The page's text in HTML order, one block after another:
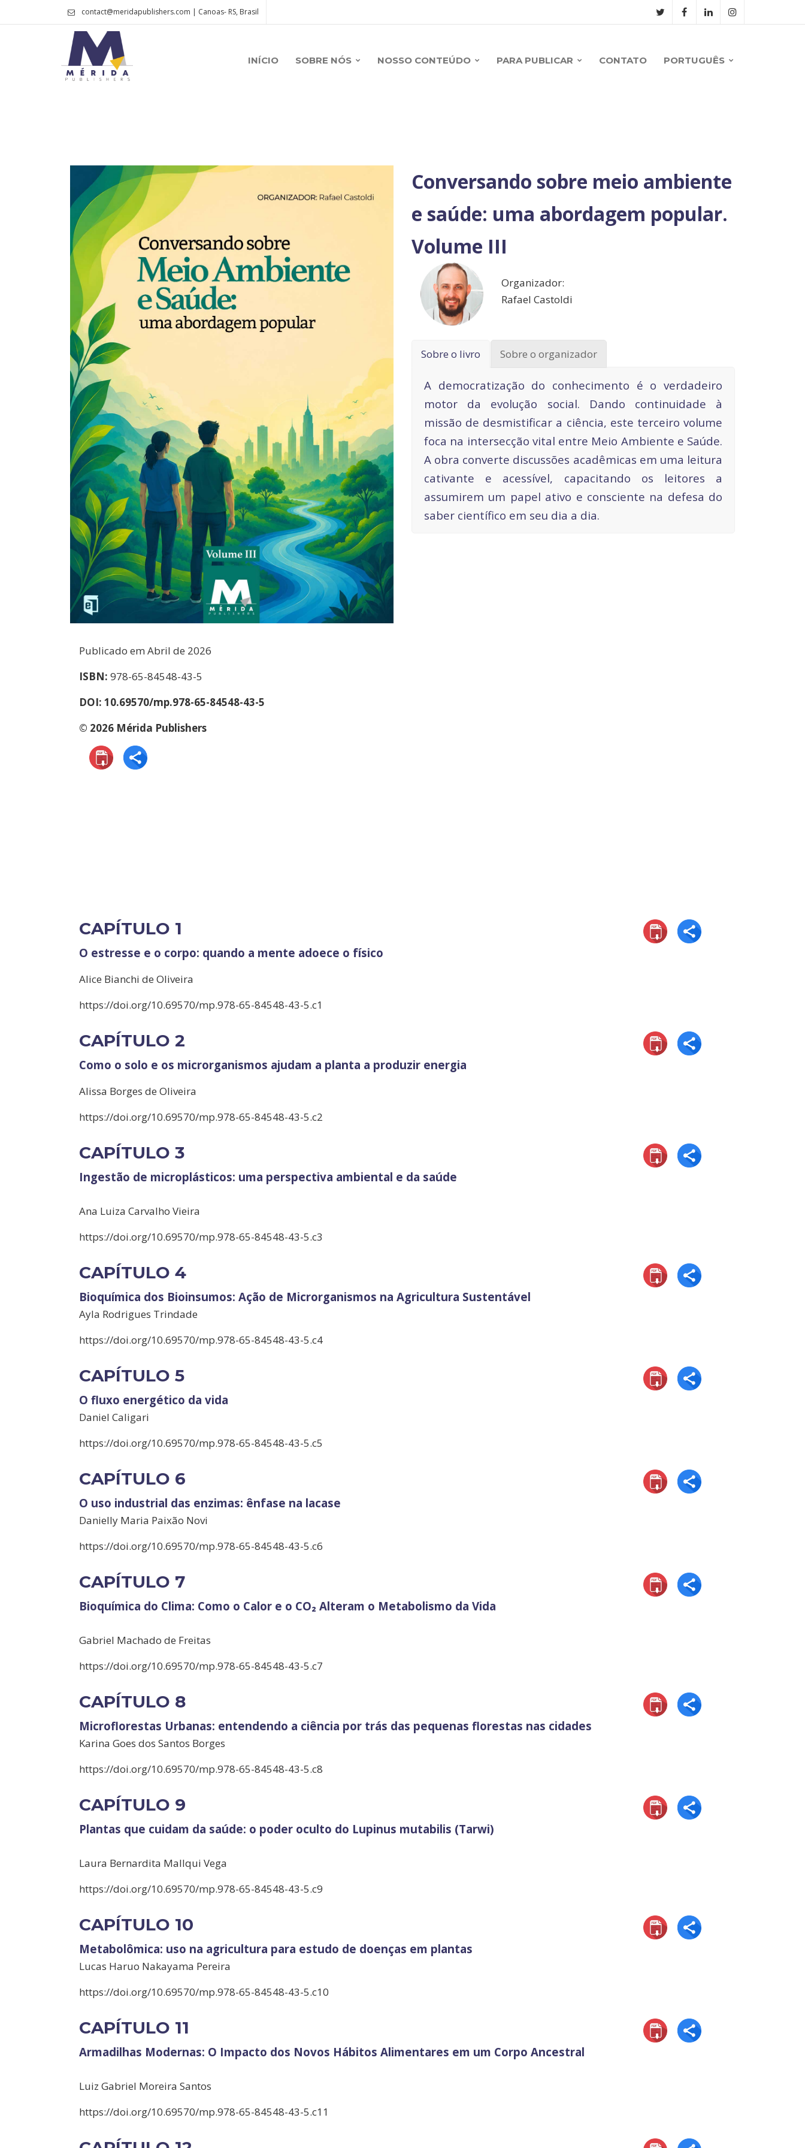
contact@meridapublishers.com | Canoas- RS, Brasil
INÍCIO SOBRE NÓS NOSSO CONTEÚDO PARA PUBLICAR CONTATO PORTUGUÊS
Publicado em Abril de 2026
ISBN: 978-65-84548-43-5
DOI: 10.69570/mp.978-65-84548-43-5
© 2026 Mérida Publishers
Conversando sobre meio ambiente
e saúde: uma abordagem popular.
Volume III
Organizador:
Rafael Castoldi
Sobre o livro Sobre o organizador
A democratização do conhecimento é o verdadeiro
motor da evolução social. Dando continuidade à
missão de desmistificar a ciência, este terceiro volume
foca na intersecção vital entre Meio Ambiente e Saúde.
A obra converte discussões acadêmicas em uma leitura
cativante e acessível, capacitando os leitores a
assumirem um papel ativo e consciente na defesa do
saber científico em seu dia a dia.
CAPÍTULO 1
O estresse e o corpo: quando a mente adoece o físico
Alice Bianchi de Oliveira
https://doi.org/10.69570/mp.978-65-84548-43-5.c1
CAPÍTULO 2
Como o solo e os microrganismos ajudam a planta a produzir energia
Alissa Borges de Oliveira
https://doi.org/10.69570/mp.978-65-84548-43-5.c2
CAPÍTULO 3
Ingestão de microplásticos: uma perspectiva ambiental e da saúde
Ana Luiza Carvalho Vieira
https://doi.org/10.69570/mp.978-65-84548-43-5.c3
CAPÍTULO 4
Bioquímica dos Bioinsumos: Ação de Microrganismos na Agricultura Sustentável
Ayla Rodrigues Trindade
https://doi.org/10.69570/mp.978-65-84548-43-5.c4
CAPÍTULO 5
O fluxo energético da vida
Daniel Caligari
https://doi.org/10.69570/mp.978-65-84548-43-5.c5
CAPÍTULO 6
O uso industrial das enzimas: ênfase na lacase
Danielly Maria Paixão Novi
https://doi.org/10.69570/mp.978-65-84548-43-5.c6
CAPÍTULO 7
Bioquímica do Clima: Como o Calor e o CO₂ Alteram o Metabolismo da Vida
Gabriel Machado de Freitas
https://doi.org/10.69570/mp.978-65-84548-43-5.c7
CAPÍTULO 8
Microflorestas Urbanas: entendendo a ciência por trás das pequenas florestas nas cidades
Karina Goes dos Santos Borges
https://doi.org/10.69570/mp.978-65-84548-43-5.c8
CAPÍTULO 9
Plantas que cuidam da saúde: o poder oculto do Lupinus mutabilis (Tarwi)
Laura Bernardita Mallqui Vega
https://doi.org/10.69570/mp.978-65-84548-43-5.c9
CAPÍTULO 10
Metabolômica: uso na agricultura para estudo de doenças em plantas
Lucas Haruo Nakayama Pereira
https://doi.org/10.69570/mp.978-65-84548-43-5.c10
CAPÍTULO 11
Armadilhas Modernas: O Impacto dos Novos Hábitos Alimentares em um Corpo Ancestral
Luiz Gabriel Moreira Santos
https://doi.org/10.69570/mp.978-65-84548-43-5.c11